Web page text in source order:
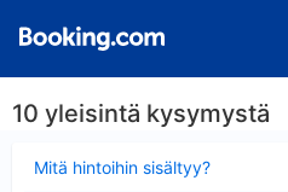
10 yleisintä kysymystä
Mitä hintoihin sisältyy?